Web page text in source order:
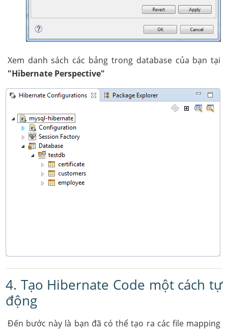
Xem danh sách các bảng trong database của bạn tại
"Hibernate Perspective"
4. Tạo Hibernate Code một cách tự
động
Đến bước này là bạn đã có thể tạo ra các file mapping